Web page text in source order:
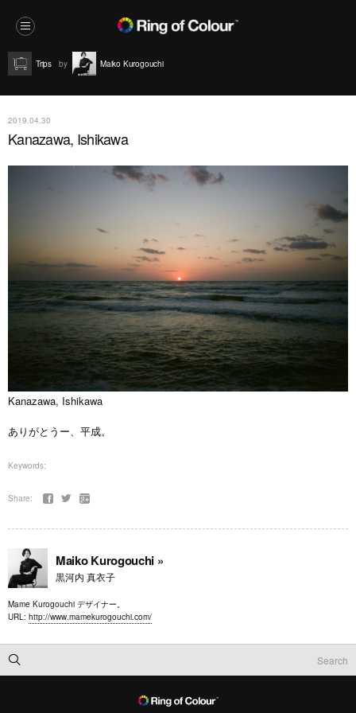
Trips Maiko Kurogouchi
2019.04.30
Kanazawa, Ishikawa
Kanazawa, Ishikawa
ありがとうー、平成。
Keywords:
Share:
Maiko Kurogouchi »
黒河内 真衣子
Mame Kurogouchi デザイナー。
URL: http://www.mamekurogouchi.com/